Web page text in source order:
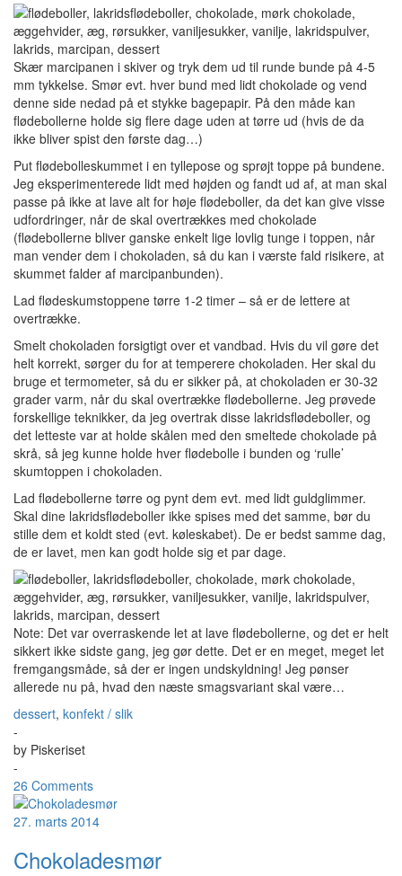
Skær marcipanen i skiver og tryk dem ud til runde bunde på 4-5
mm tykkelse. Smør evt. hver bund med lidt chokolade og vend
denne side nedad på et stykke bagepapir. På den måde kan
flødebollerne holde sig flere dage uden at tørre ud (hvis de da
ikke bliver spist den første dag…)
Put flødebolleskummet i en tyllepose og sprøjt toppe på bundene.
Jeg eksperimenterede lidt med højden og fandt ud af, at man skal
passe på ikke at lave alt for høje flødeboller, da det kan give visse
udfordringer, når de skal overtrækkes med chokolade
(flødebollerne bliver ganske enkelt lige lovlig tunge i toppen, når
man vender dem i chokoladen, så du kan i værste fald risikere, at
skummet falder af marcipanbunden).
Lad flødeskumstoppene tørre 1-2 timer – så er de lettere at
overtrække.
Smelt chokoladen forsigtigt over et vandbad. Hvis du vil gøre det
helt korrekt, sørger du for at temperere chokoladen. Her skal du
bruge et termometer, så du er sikker på, at chokoladen er 30-32
grader varm, når du skal overtrække flødebollerne. Jeg prøvede
forskellige teknikker, da jeg overtrak disse lakridsflødeboller, og
det letteste var at holde skålen med den smeltede chokolade på
skrå, så jeg kunne holde hver flødebolle i bunden og ‘rulle’
skumtoppen i chokoladen.
Lad flødebollerne tørre og pynt dem evt. med lidt guldglimmer.
Skal dine lakridsflødeboller ikke spises med det samme, bør du
stille dem et koldt sted (evt. køleskabet). De er bedst samme dag,
de er lavet, men kan godt holde sig et par dage.
Note: Det var overraskende let at lave flødebollerne, og det er helt
sikkert ikke sidste gang, jeg gør dette. Det er en meget, meget let
fremgangsmåde, så der er ingen undskyldning! Jeg pønser
allerede nu på, hvad den næste smagsvariant skal være…
dessert, konfekt / slik
-
by Piskeriset
-
26 Comments
27. marts 2014
Chokoladesmør